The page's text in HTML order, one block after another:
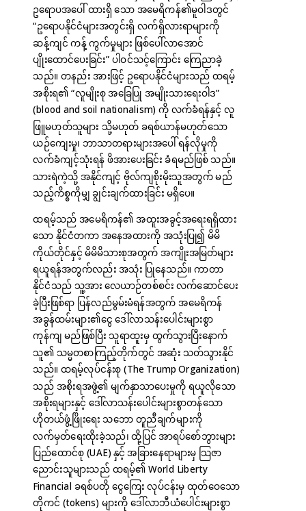
ဥရောပအပေါ် ထားရှိ သော အမေရိကန်၏မူဝါဒတွင်
“ဥရောပနိုင်ငံများအတွင်းရှိ လက်ရှိလားရာများကို
ဆန့်ကျင် ကန့် ကွက်မှုများ ဖြစ်ပေါ်လာအောင်
ပျိုးထောင်ပေးခြင်း” ပါဝင်သင့်ကြောင်း ကြေညာခဲ့
သည်။ တနည်း အားဖြင့် ဥရောပနိုင်ငံများသည် ထရမ့်
အစိုးရ၏ “လူမျိုးစု အခြေပြု အမျိုးသားရေးဝါဒ”
(blood and soil nationalism) ကို လက်ခံရန်နှင့် လူ
ဖြူမဟုတ်သူများ သို့မဟုတ် ခရစ်ယာန်မဟုတ်သော
ယဉ်ကျေးမှု၊ ဘာသာတရားများအပေါ် ရန်လိုမှုကို
လက်ခံကျင့်သုံးရန် ဖိအားပေးခြင်း ခံရမည်ဖြစ် သည်။
သားရဲကဲ့သို့ အနိုင်ကျင့် ဗိုလ်ကျစိုးမိုးသူအတွက် မည်
သည့်ကိစ္စကိုမျှ ချွင်းချက်ထားခြင်း မရှိပေ။
ထရမ့်သည် အမေရိကန်၏ အထူးအခွင့်အရေးရရှိထား
သော နိုင်ငံတကာ အနေအထားကို အသုံးပြု၍ မိမိ
ကိုယ်တိုင်နှင့် မိမိမိသားစုအတွက် အကျိုးအမြတ်များ
ရယူရန်အတွက်လည်း အသုံး ပြုနေသည်။ ကာတာ
နိုင်ငံသည် သူ့အား လေယာဉ်တစ်စင်း လက်ဆောင်ပေး
ခဲ့ပြီးဖြစ်ရာ ပြန်လည်မွမ်းမံရန်အတွက် အမေရိကန်
အခွန်ထမ်းများ၏ငွေ ဒေါ်လာသန်းပေါင်းများစွာ
ကုန်ကျ မည်ဖြစ်ပြီး သူရာထူးမှ ထွက်သွားပြီးနောက်
သူ၏ သမ္မတစာကြည့်တိုက်တွင် အဆုံး သတ်သွားနိုင်
သည်။ ထရမ့်လုပ်ငန်းစု (The Trump Organization)
သည် အစိုးရအဖွဲ့၏ မျက်နှာသာပေးမှုကို ရယူလိုသော
အစိုးရများနှင့် ဒေါ်လာသန်းပေါင်းများစွာတန်သော
ဟိုတယ်ဖွံ့ဖြိုးရေး သဘော တူညီချက်များကို
လက်မှတ်ရေးထိုးခဲ့သည်၊ ထို့ပြင် အာရပ်စော်ဘွားများ
ပြည်ထောင်စု (UAE) နှင့် အခြားနေရာများမှ သြဇာ
ညောင်းသူများသည် ထရမ့်၏ World Liberty
Financial ခရစ်ပတို ငွေကြေး လုပ်ငန်းမှ ထုတ်ဝေသော
တိုကင် (tokens) များကို ဒေါ်လာဘီယံပေါင်းများစွာ